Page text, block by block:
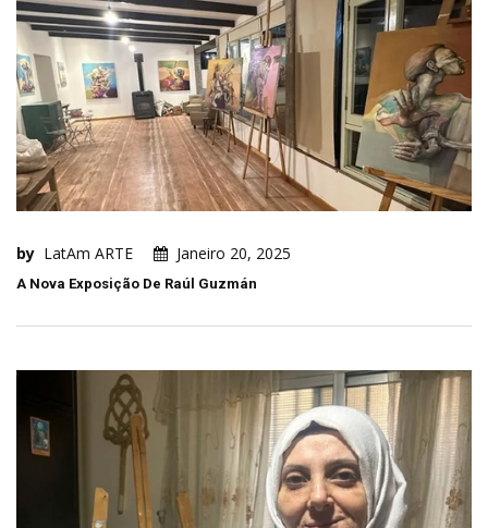
by LatAm ARTE Janeiro 20, 2025
A Nova Exposição De Raúl Guzmán